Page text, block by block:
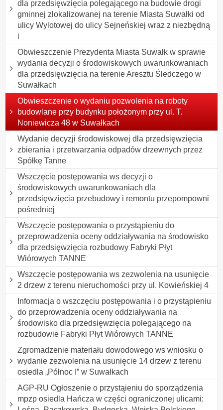
dla przedsięwzięcia polegającego na budowie drogi
gminnej zlokalizowanej na terenie Miasta Suwałki od
ulicy Wylotowej do ulicy Sejneńskiej wraz z niezbędną
i
Obwieszczenie Prezydenta Miasta Suwałk w sprawie
wydania decyzji o środowiskowych uwarunkowaniach
dla przedsięwzięcia na terenie Aresztu Śledczego w
Suwałkach
Obwieszczenie o wydaniu pozwolenia na roboty
budowlane przy budynku położonym przy ul. T.
Noniewicza 48 w Suwałkach
Wydanie decyzji środowiskowej dla przedsięwzięcia
zbierania i przetwarzania odpadów drzewnych przez
Spółkę Tanne
Wszczęcie postępowania ws decyzji o
środowiskowych uwarunkowaniach dla
przedsięwzięcia przebudowy i remontu przepompowni
pośredniej
Wszczęcie postępowania o przystąpieniu do
przeprowadzenia oceny oddziaływania na środowisko
dla przedsięwzięcia rozbudowy Fabryki Płyt
Wiórowych TANNE
Wszczęcie postępowania ws zezwolenia na usunięcie
2 drzew z terenu nieruchomości przy ul. Kowieńskiej 4
Informacja o wszczęciu postępowania i o przystąpieniu
do przeprowadzenia oceny oddziaływania na
środowisko dla przedsięwzięcia polegającego na
rozbudowie Fabryki Płyt Wiórowych TANNE
Zgromadzenie materiału dowodowego ws wniosku o
wydanie zezwolenia na usunięcie 14 drzew z terenu
osiedla „Północ I” w Suwałkach
AGP-RU Ogłoszenie o przystąieniu do sporządzenia
mpzp osiedla Hańcza w części ograniczonej ulicami: